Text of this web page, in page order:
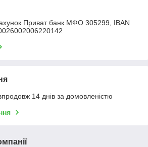
Приват банк МФО 305299, IBAN
14 днів за домовленістю